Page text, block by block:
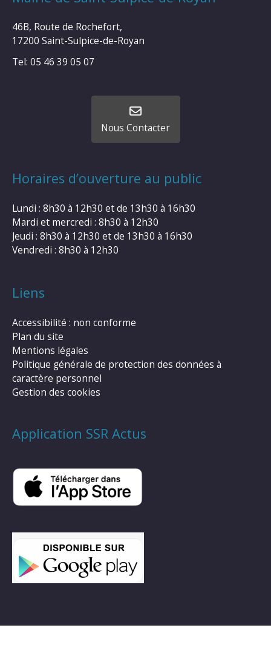
46B, Route de Rochefort,
17200 Saint-Sulpice-de-Royan
Tel: 05 46 39 05 07
Nous Contacter
Horaires d’ouverture au public
Lundi : 8h30 à 12h30 et de 13h30 à 16h30
Mardi et mercredi : 8h30 à 12h30
Jeudi : 8h30 à 12h30 et de 13h30 à 16h30
Vendredi : 8h30 à 12h30
Liens
Accessibilité : non conforme
Plan du site
Mentions légales
Politique générale de protection des données à
caractère personnel
Gestion des cookies
Application SSR Actus